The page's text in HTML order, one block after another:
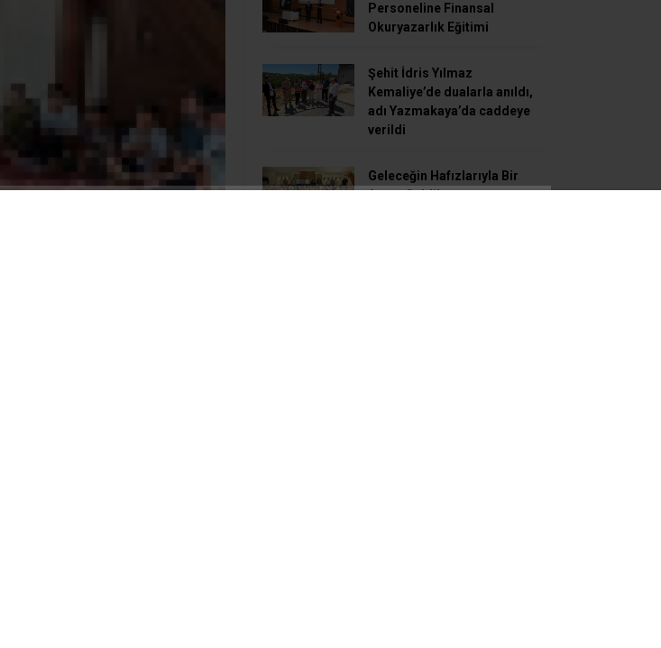
Personeline Finansal
Okuryazarlık Eğitimi
Şehit İdris Yılmaz
Kemaliye’de dualarla anıldı,
adı Yazmakaya’da caddeye
verildi
Geleceğin Hafızlarıyla Bir
Araya Geldiler